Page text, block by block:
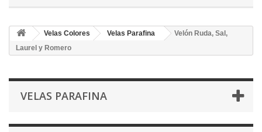
Velas Colores Velas Parafina
Velón Ruda, Sal,
Laurel y Romero
VELAS PARAFINA